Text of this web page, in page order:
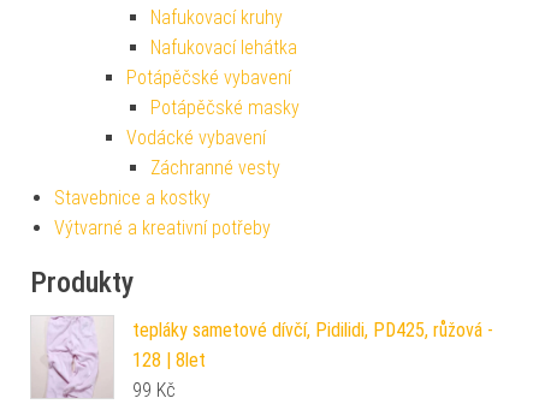
Nafukovací kruhy
Nafukovací lehátka
Potápěčské vybavení
Potápěčské masky
Vodácké vybavení
Záchranné vesty
Stavebnice a kostky
Výtvarné a kreativní potřeby
Produkty
tepláky sametové dívčí, Pidilidi, PD425, růžová -
128 | 8let
99 Kč